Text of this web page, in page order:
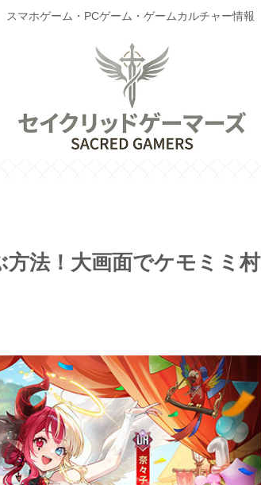
スマホゲーム・PCゲーム・ゲームカルチャー情報
法！大画面でケモミミ村